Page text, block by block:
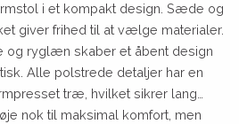
i et kompakt design. Sæde og
giver frihed til at vælge materialer.
ryglæn skaber et åbent design
Alle polstrede detaljer har en
træ, hvilket sikrer lang
nok til maksimal komfort, men